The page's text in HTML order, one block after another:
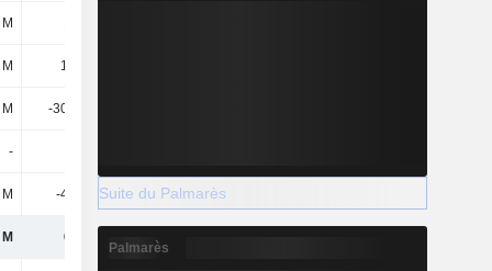
1,14 M
-30,49 M
-
-41,3 M -
630 M 648 M
Suite du Palmarès
Palmarès